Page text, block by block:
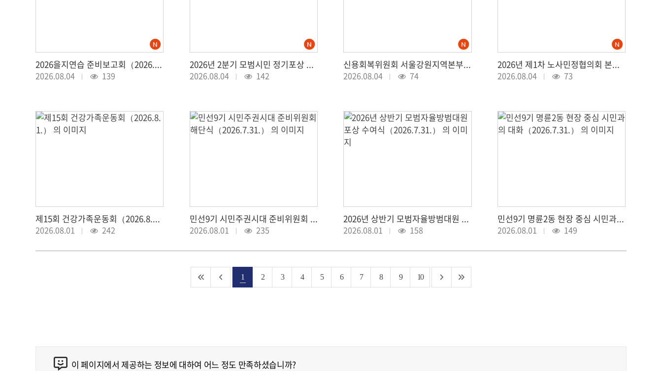
2026을지연습 준비보고회（2026.8.4.）
2026.08.04 139
2026년 2분기 모범시민 정기포상 수여식（2026.8.4.）
2026.08.04 142
신용회복위원회 서울강원지역본부 후원물품 전달（2026.8.3.）
2026.08.04 74
2026년 제1차 노사민정협의회 본회의（2026.8.3.）
2026.08.04 73
제15회 건강가족운동회（2026.8.1.）
2026.08.01 242
민선9기 시민주권시대 준비위원회 해단식（2026.7.31.）
2026.08.01 235
2026년 상반기 모범자율방범대원 포상 수여식（2026.7.31.）
2026.08.01 158
민선9기 명륜2동 현장 중심 시민과의 대화（2026.7.31.）
2026.08.01 149
1 2 3 4 5 6 7 8 9 10
이 페이지에서 제공하는 정보에 대하여 어느 정도 만족하셨습니까?